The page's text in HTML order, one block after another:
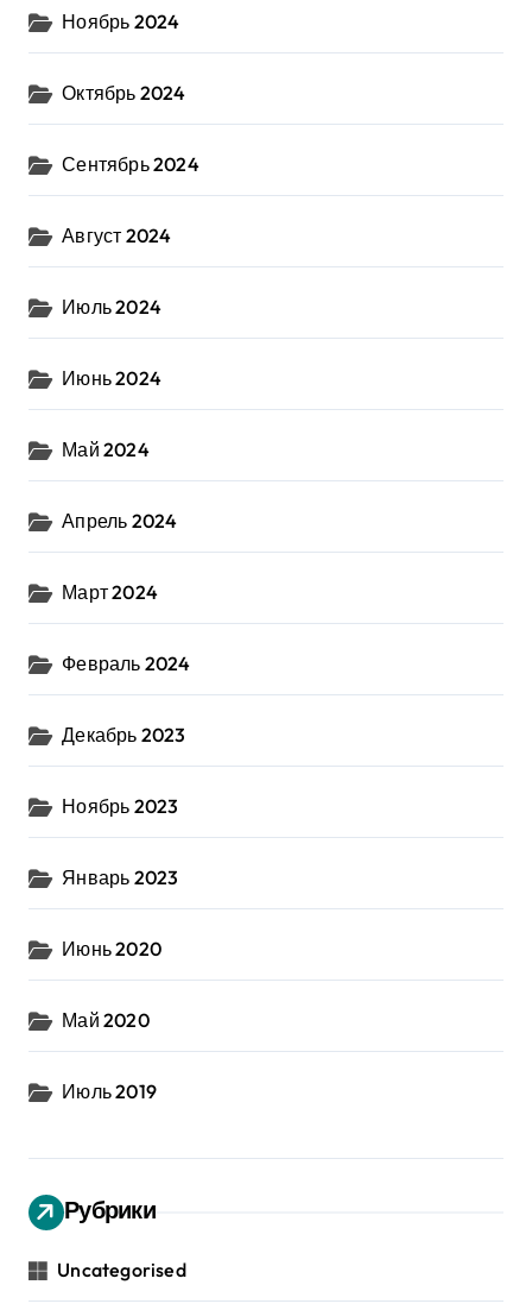
Ноябрь 2024
Октябрь 2024
Сентябрь 2024
Август 2024
Июль 2024
Июнь 2024
Май 2024
Апрель 2024
Март 2024
Февраль 2024
Декабрь 2023
Ноябрь 2023
Январь 2023
Июнь 2020
Май 2020
Июль 2019
Рубрики
Uncategorised